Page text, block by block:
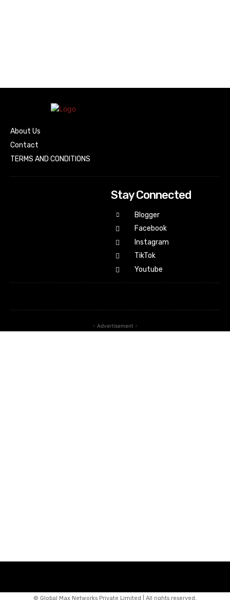
About Us
Contact
TERMS AND CONDITIONS
Stay Connected
Blogger
Facebook
Instagram
TikTok
Youtube
- Advertisement -
© Global Max Networks Private Limited | All rights reserved.